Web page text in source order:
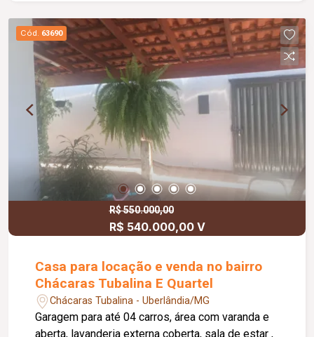
Cód. 63690
R$ 550.000,00
R$ 540.000,00 V
Casa para locação e venda no bairro
Chácaras Tubalina E Quartel
Chácaras Tubalina - Uberlândia/MG
Garagem para até 04 carros, área com varanda e
aberta, lavanderia externa coberta, sala de estar ,